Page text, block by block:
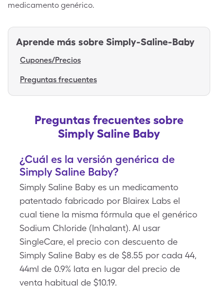
medicamento genérico.
Aprende más sobre Simply-Saline-Baby
Cupones/Precios
Preguntas frecuentes
Preguntas frecuentes sobre
Simply Saline Baby
¿Cuál es la versión genérica de
Simply Saline Baby?
Simply Saline Baby es un medicamento
patentado fabricado por Blairex Labs el
cual tiene la misma fórmula que el genérico
Sodium Chloride (Inhalant). Al usar
SingleCare, el precio con descuento de
Simply Saline Baby es de $8.55 por cada 44,
44ml de 0.9% lata en lugar del precio de
venta habitual de $10.19.